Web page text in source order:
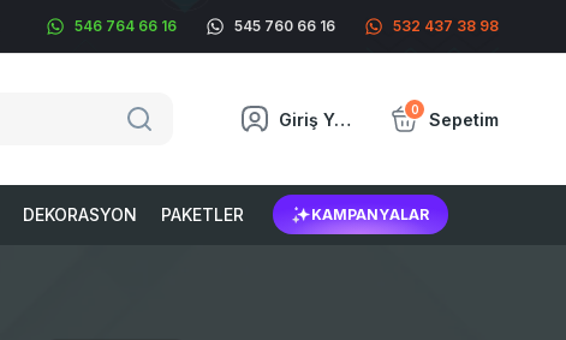
546 764 66 16 545 760 66 16 532 437 38 98
Giriş Yap 0 Sepetim
DEKORASYON PAKETLER KAMPANYALAR